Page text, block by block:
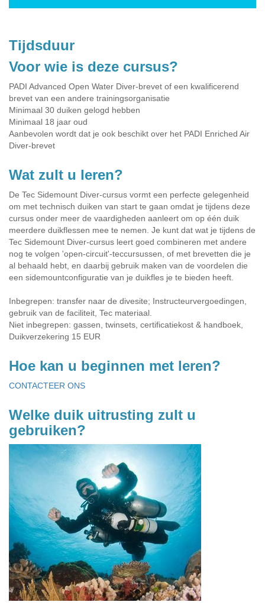
Tijdsduur
Voor wie is deze cursus?
PADI Advanced Open Water Diver-brevet of een kwalificerend
brevet van een andere trainingsorganisatie
Minimaal 30 duiken gelogd hebben
Minimaal 18 jaar oud
Aanbevolen wordt dat je ook beschikt over het PADI Enriched Air
Diver-brevet
Wat zult u leren?
De Tec Sidemount Diver-cursus vormt een perfecte gelegenheid
om met technisch duiken van start te gaan omdat je tijdens deze
cursus onder meer de vaardigheden aanleert om op één duik
meerdere duikflessen mee te nemen. Je kunt dat wat je tijdens de
Tec Sidemount Diver-cursus leert goed combineren met andere
nog te volgen 'open-circuit'-teccursussen, of met brevetten die je
al behaald hebt, en daarbij gebruik maken van de voordelen die
een sidemountconfiguratie van je duikfles je te bieden heeft.
Inbegrepen: transfer naar de divesite; Instructeurvergoedingen,
gebruik van de faciliteit, Tec materiaal.
Niet inbegrepen: gassen, twinsets, certificatiekost & handboek,
Duikverzekering 15 EUR
Hoe kan u beginnen met leren?
CONTACTEER ONS
Welke duik uitrusting zult u
gebruiken?